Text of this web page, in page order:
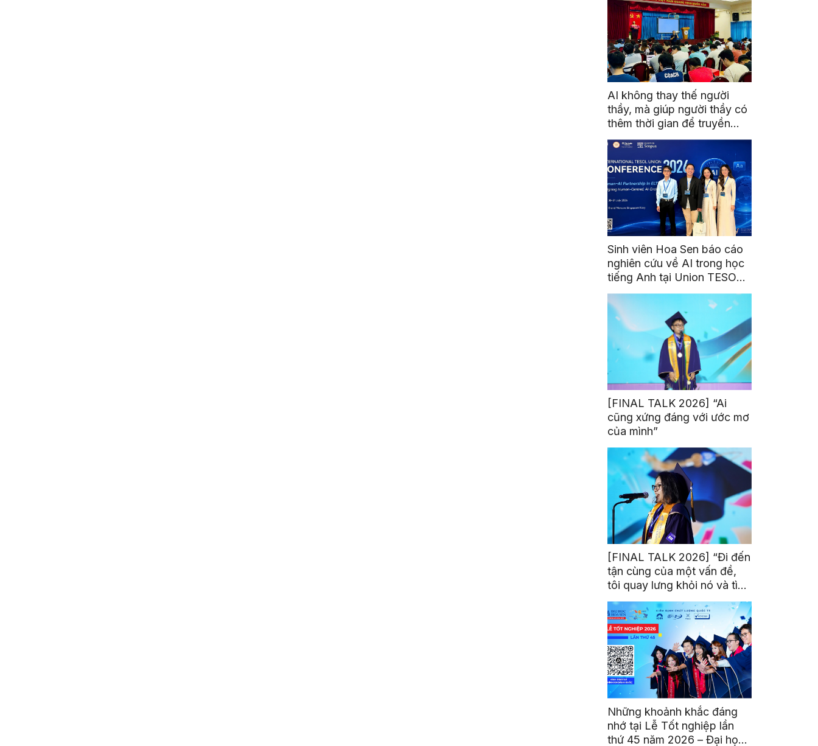
AI không thay thế người
thầy, mà giúp người thầy có
thêm thời gian để truyền
cảm hứng
Sinh viên Hoa Sen báo cáo
nghiên cứu về AI trong học
tiếng Anh tại Union TESOL
2026 ở Singapore
[FINAL TALK 2026] “Ai
cũng xứng đáng với ước mơ
của mình”
[FINAL TALK 2026] “Đi đến
tận cùng của một vấn đề,
tôi quay lưng khỏi nó và tìm
kiếm một bóng tối khác”
Những khoảnh khắc đáng
nhớ tại Lễ Tốt nghiệp lần
thứ 45 năm 2026 – Đại học